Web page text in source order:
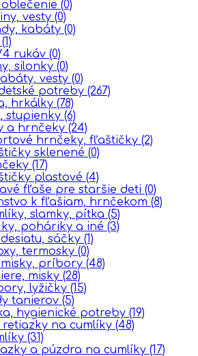
oblečenie (0)
vesty (0)
kabáty (0)
(1)
4 rukáv (0)
silonky (0)
vesty (0)
potreby (267)
hrkálky (78)
stupienky (6)
a hrnčeky (24)
hrnčeky, fľaštičky (2)
sklenené (0)
(17)
plastové (4)
fľaše pre staršie deti (0)
k fľašiam, hrnčekom (8)
slamky, pítka (5)
poháriky a iné (3)
sáčky (1)
termosky (0)
misky, príbory (48)
misky (28)
lyžičky (15)
tanierov (5)
hygienické potreby (19)
retiazky na cumlíky (48)
(31)
a púzdra na cumlíky (17)